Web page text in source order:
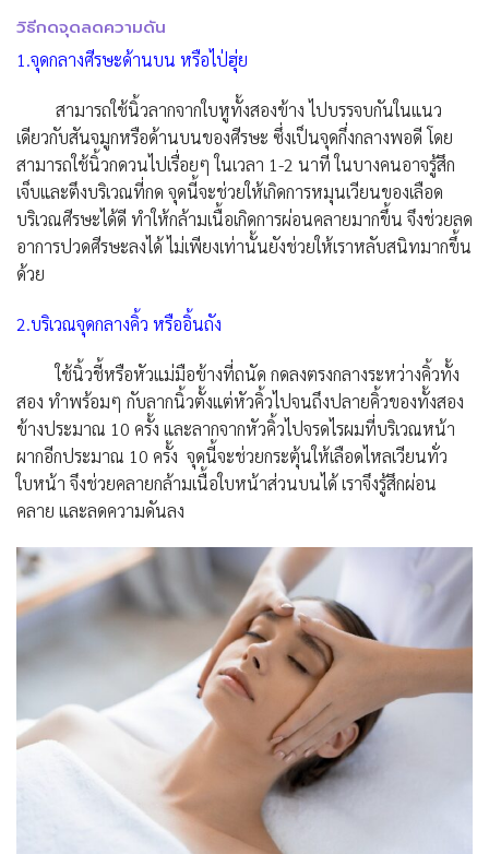
วิธีกดจุดลดความดัน
1.จุดกลางศีรษะด้านบน หรือไป่ฮุ่ย
สามารถใช้นิ้วลากจากใบหูทั้งสองข้าง ไปบรรจบกันในแนว
เดียวกับสันจมูกหรือด้านบนของศีรษะ ซึ่งเป็นจุดกึ่งกลางพอดี โดย
สามารถใช้นิ้วกดวนไปเรื่อยๆ ในเวลา 1-2 นาที ในบางคนอาจรู้สึก
เจ็บและตึงบริเวณที่กด จุดนี้จะช่วยให้เกิดการหมุนเวียนของเลือด
บริเวณศีรษะได้ดี ทำให้กล้ามเนื้อเกิดการผ่อนคลายมากขึ้น จึงช่วยลด
อาการปวดศีรษะลงได้ ไม่เพียงเท่านั้นยังช่วยให้เราหลับสนิทมากขึ้น
ด้วย
2.บริเวณจุดกลางคิ้ว หรืออิ้นถัง
ใช้นิ้วชี้หรือหัวแม่มือข้างที่ถนัด กดลงตรงกลางระหว่างคิ้วทั้ง
สอง ทำพร้อมๆ กับลากนิ้วตั้งแต่หัวคิ้วไปจนถึงปลายคิ้วของทั้งสอง
ข้างประมาณ 10 ครั้ง และลากจากหัวคิ้วไปจรดไรผมที่บริเวณหน้า
ผากอีกประมาณ 10 ครั้ง จุดนี้จะช่วยกระตุ้นให้เลือดไหลเวียนทั่ว
ใบหน้า จึงช่วยคลายกล้ามเนื้อใบหน้าส่วนบนได้ เราจึงรู้สึกผ่อน
คลาย และลดความดันลง